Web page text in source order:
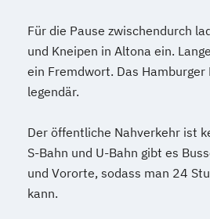
Für die Pause zwischendurch
und Kneipen in Altona ein.
ein Fremdwort. Das
legendär.
Der öffentliche Nahverkehr ist
S-Bahn und U-Bahn gibt es
und Vororte, sodass man 24
kann.